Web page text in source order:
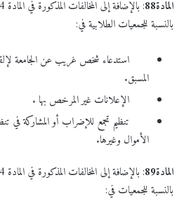
المادة88
بالنسبة للجمعيات الطلابية في:
استدعاء شخص غريب عن الجامعة
المسبق.
الإعلانات غير المرخص بها .
تنظيم تجمع للإضراب أو المشاركة في
الأموال وغيرها.
المادة89
بالنسبة للجمعيات في: